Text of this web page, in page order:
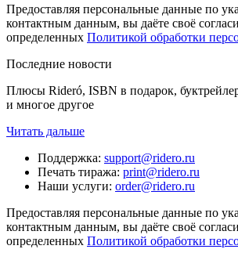
Предоставляя персональные данные по
контактным данным, вы даёте своё
определенных Политикой обработки
Последние новости
Плюсы Rideró, ISBN в подарок,
и многое другое
Читать дальше
Поддержка: support@ridero.ru
Печать тиража: print@ridero.ru
Наши услуги: order@ridero.ru
Предоставляя персональные данные по
контактным данным, вы даёте своё
определенных Политикой обработки